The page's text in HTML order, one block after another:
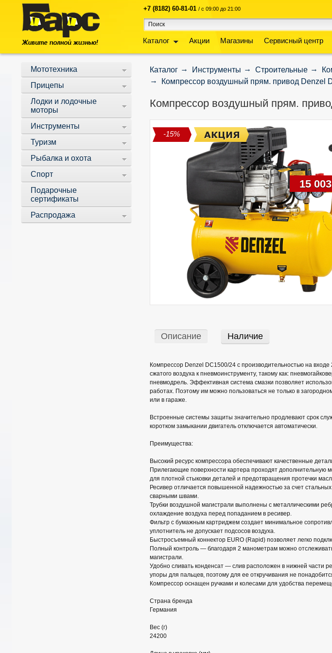
+7 (8182) 60-81-01 / с 09:00 до 21:00
Каталог Акции Магазины Сервисный центр
Мототехника
Прицепы
Лодки и лодочные
моторы
Инструменты
Туризм
Рыбалка и охота
Спорт
Подарочные
сертификаты
Распродажа
Каталог Инструменты Строительные
Компрессор воздушный прям. привод Denzel
Компрессор воздушный прям.
-15%
15 003
Описание Наличие
Компрессор Denzel DC1500/24 с производительностью на
сжатого воздуха к пневмоинструменту, такому как:
пневмодрель. Эффективная система смазки позволяет
работах. Поэтому им можно пользоваться не только в
или в гараже.
Встроенные системы защиты значительно продлевают срок
коротком замыкании двигатель отключается автоматически.
Преимущества:
Высокий ресурс компрессора обеспечивают качественные
Прилегающие поверхности картера проходят дополнительную
для плотной стыковки деталей и предотвращения протечки
Ресивер отличается повышенной надежностью за счет
сварными швами.
Трубки воздушной магистрали выполнены с металлическими
охлаждение воздуха перед попаданием в ресивер.
Фильтр с бумажным картриджем создает минимальное
уплотнитель не допускает подсосов воздуха.
Быстросъемный коннектор EURO (Rapid) позволяет легко
Полный контроль — благодаря 2 манометрам можно
магистрали.
Удобно сливать конденсат — слив расположен в нижней части
упоры для пальцев, поэтому для ее откручивания не
Компрессор оснащен ручками и колесами для удобства
Страна бренда
Германия
Вес (г)
24200